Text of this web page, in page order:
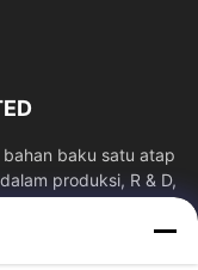
baku satu atap
produksi, R & D,